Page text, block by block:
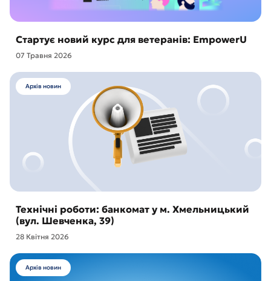
Стартує новий курс для ветеранів: EmpowerU
07 Травня 2026
Архів новин
Технічні роботи: банкомат у м. Хмельницький
(вул. Шевченка, 39)
28 Квітня 2026
Архів новин